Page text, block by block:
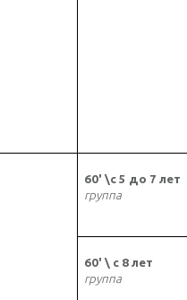
60' \с 5 до 7 лет
группа
60' \ с 8 лет
группа